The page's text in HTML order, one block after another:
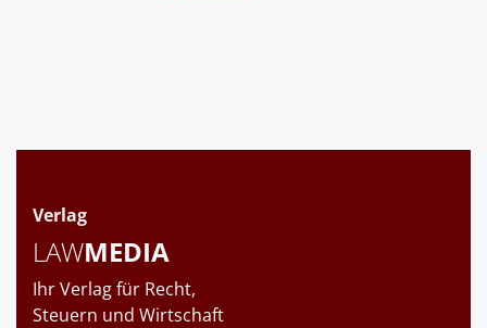
Verlag
LAWMEDIA
Ihr Verlag für Recht,
Steuern und Wirtschaft